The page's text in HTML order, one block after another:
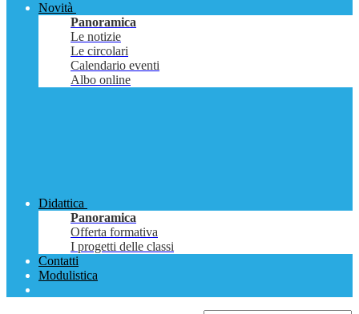
Novità
Panoramica
Le notizie
Le circolari
Calendario eventi
Albo online
Didattica
Panoramica
Offerta formativa
I progetti delle classi
Contatti
Modulistica